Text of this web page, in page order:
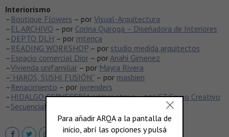
Interiorismo
– Boutique Flowers – por Visual-Arquitectura
– EL ARCHIVO – por Corina Quiroga – Diseñadora de Interiores
– DEPTO DLH – por mtenca
– READING WORKSHOP – por studio medida arquitectos
– Espacio comercial Dior – por Anahi Gimenez
–Vivienda unifamiliar – por Mayra Rivera
–“HAROS, SUSHI FUSIÓN” – por masbien
– Renacimiento – por jwrenders
– HIDALGO CERVECERÍA primer etapa– porG7 Grupo Creativo
–Secuencial